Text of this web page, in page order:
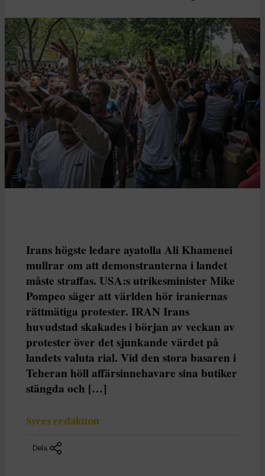
Irans högste ledare ayatolla Ali Khamenei
mullrar om att demonstranterna i landet
måste straffas. USA:s utrikesminister Mike
Pompeo säger att världen hör iraniernas
rättmätiga protester. IRAN Irans
huvudstad skakades i början av veckan av
protester över det sjunkande värdet på
landets valuta rial. Vid den stora basaren i
Teheran höll affärsinnehavare sina butiker
stängda och […]
Syres redaktion
Dela